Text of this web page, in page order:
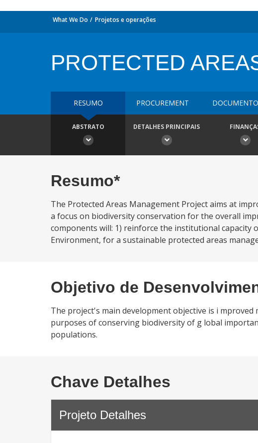
What We Do Projetos e operações
PROTECTED
RESUMO PROCUREMENT
ABSTRATO DETALHES PRINCIPAIS
Resumo*
The Protected Areas Management Project aims at
a focus on biodiversity conservation for the overall
components will: 1) reinforce the institutional
Environment, for a sustainable protected areas
Objetivo de
The project's main development objective is i
purposes of conserving biodiversity of g lobal
populations.
Chave Detalhes
Projeto Detalhes